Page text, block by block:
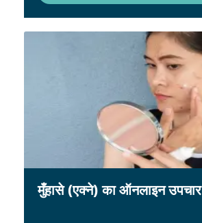
मुँहासे (एक्ने) का ऑनलाइन उपचार